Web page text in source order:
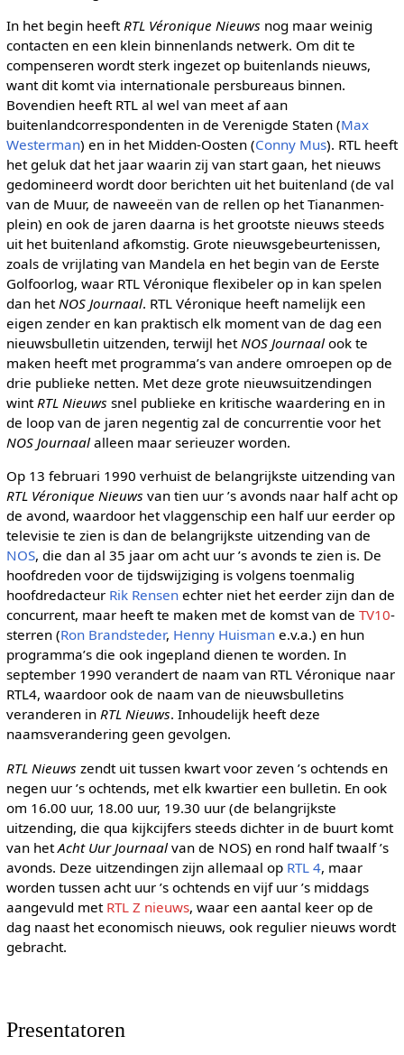
In het begin heeftRTL Véronique Nieuws nog maar weinig
contacten en een klein binnenlands netwerk. Om dit te
compenseren wordt sterk ingezet op buitenlands nieuws,
want dit komt via internationale persbureaus binnen.
Bovendien heeft RTL al wel van meet af aan
buitenlandcorrespondenten in de Verenigde Staten (Max
Westerman) en in het Midden-Oosten (Conny Mus). RTL heeft
het geluk dat het jaar waarin zij van start gaan, het nieuws
gedomineerd wordt door berichten uit het buitenland (de val
van de Muur, de naweeën van de rellen op het Tiananmen-
plein) en ook de jaren daarna is het grootste nieuws steeds
uit het buitenland afkomstig. Grote nieuwsgebeurtenissen,
zoals de vrijlating van Mandela en het begin van de Eerste
Golfoorlog, waar RTL Véronique flexibeler op in kan spelen
dan hetNOS Journaal. RTL Véronique heeft namelijk een
eigen zender en kan praktisch elk moment van de dag een
nieuwsbulletin uitzenden, terwijl hetNOS Journaalook te
maken heeft met programma’s van andere omroepen op de
drie publieke netten. Met deze grote nieuwsuitzendingen
wintRTL Nieuws snel publieke en kritische waardering en in
de loop van de jaren negentig zal de concurrentie voor het
NOS Journaalalleen maar serieuzer worden.
Op 13 februari 1990 verhuist de belangrijkste uitzending van
RTL Véronique Nieuws van tien uur ’s avonds naar half acht op
de avond, waardoor het vlaggenschip een half uur eerder op
televisie te zien is dan de belangrijkste uitzending van de
NOS, die dan al 35 jaar om acht uur ’s avonds te zien is. De
hoofdreden voor de tijdswijziging is volgens toenmalig
hoofdredacteur Rik Rensenechter niet het eerder zijn dan de
concurrent, maar heeft te maken met de komst van de TV10-
sterren (Ron Brandsteder, Henny Huismane.v.a.) en hun
programma’s die ook ingepland dienen te worden. In
september 1990 verandert de naam van RTL Véronique naar
RTL4, waardoor ook de naam van de nieuwsbulletins
veranderen in RTL Nieuws. Inhoudelijk heeft deze
naamsverandering geen gevolgen.
RTL Nieuws zendt uit tussen kwart voor zeven ’s ochtends en
negen uur ’s ochtends, met elk kwartier een bulletin. En ook
om 16.00 uur, 18.00 uur, 19.30 uur (de belangrijkste
uitzending, die qua kijkcijfers steeds dichter in de buurt komt
van hetAcht Uur Journaalvan de NOS) en rond half twaalf ’s
avonds. Deze uitzendingen zijn allemaal op RTL 4, maar
worden tussen acht uur ’s ochtends en vijf uur ’s middags
aangevuld met RTL Z nieuws, waar een aantal keer op de
dag naast het economisch nieuws, ook regulier nieuws wordt
gebracht.
Presentatoren